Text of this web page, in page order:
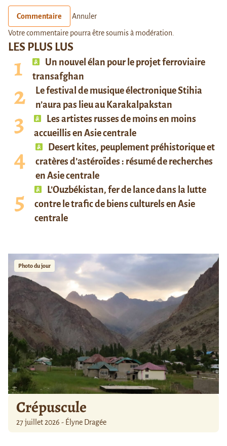
LES PLUS LUS
Un nouvel élan pour le projet ferroviaire
transafghan
Le festival de musique électronique Stihia
n’aura pas lieu au Karakalpakstan
Les artistes russes de moins en moins
accueillis en Asie centrale
Desert kites, peuplement préhistorique et
cratères d’astéroïdes : résumé de recherches
en Asie centrale
L’Ouzbékistan, fer de lance dans la lutte
contre le trafic de biens culturels en Asie
centrale
Photo du jour
Crépuscule
27 juillet 2026 - Élyne Dragée
Commentaire Annuler
Votre commentaire pourra être soumis à modération.